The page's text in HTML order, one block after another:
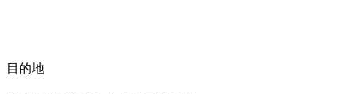
目的地